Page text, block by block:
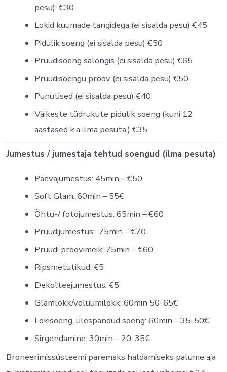
pesu): €30
Lokid kuumade tangidega (ei sisalda pesu) €45
Pidulik soeng (ei sisalda pesu) €50
Pruudisoeng salongis (ei sisalda pesu) €65
Pruudisoengu proov (ei sisalda pesu) €50
Punutised (ei sisalda pesu) €40
Väikeste tüdrukute pidulik soeng (kuni 12
aastased k.a ilma pesuta.) €35
Jumestus / jumestaja tehtud soengud (ilma pesuta)
Päevajumestus: 45min – €50
Soft Glam: 60min – 55€
Õhtu-/ fotojumestus: 65min – €60
Pruudijumestus: 75min – €70
Pruudi proovimeik: 75min – €60
Ripsmetutikud: €5
Dekolteejumestus: €5
Glamlokk/volüümilokk: 60min 50-65€
Lokisoeng, ülespandud soeng: 60min – 35-50€
Sirgendamine: 30min – 20-35€
Broneerimissüsteemi paremaks haldamiseks palume aja